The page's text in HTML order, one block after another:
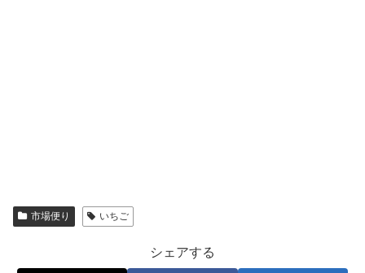
市場便り いちご
シェアする